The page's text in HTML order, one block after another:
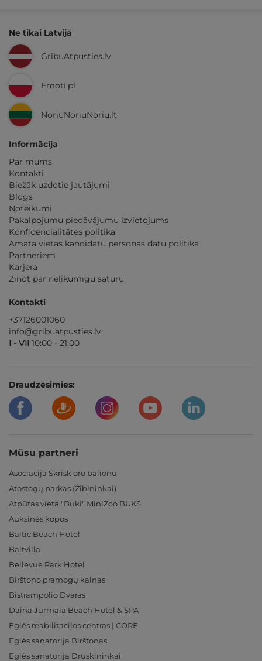
Ne tikai Latvijā
GribuAtpusties.lv
Emoti.pl
NoriuNoriuNoriu.lt
Informācija
Par mums
Kontakti
Biežāk uzdotie jautājumi
Blogs
Noteikumi
Pakalpojumu piedāvājumu izvietojums
Konfidencialitātes politika
Amata vietas kandidātu personas datu politika
Partneriem
Karjera
Ziņot par nelikumīgu saturu
Kontakti
+37126001060
info@gribuatpusties.lv
I - VII 10:00 - 21:00
Draudzēsimies:
Mūsu partneri
Asociacija Skrisk oro balionu
Atostogų parkas (Žibininkai)
Atpūtas vieta "Buki" MiniZoo BUKS
Auksinės kopos
Baltic Beach Hotel
Baltvilla
Bellevue Park Hotel
Birštono pramogų kalnas
Bistrampolio Dvaras
Daina Jurmala Beach Hotel & SPA
Eglės reabilitacijos centras | CORE
Eglės sanatorija Birštonas
Eglės sanatorija Druskininkai